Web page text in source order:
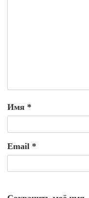
Имя *
Email *